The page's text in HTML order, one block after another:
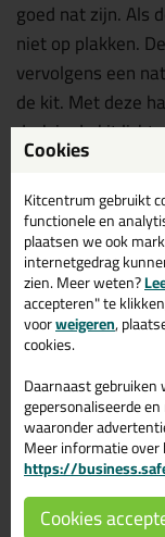
goed nat zijn. Als
niet op plakken.
vervolgens een
de kit. Met deze
druk je de kit licht
voeg voor een
ribbels.
Wat je beter niet
We radenafom
achterkant van
Hierdoor ontstaat
dunne randjes
makkelijk loslaten
en hierom
juiste
voor de
uitgelegd.
Cookies
Kitcentrum gebruikt
functionele en
plaatsen we ook
internetgedrag
zien. Meer weten?
accepteren" te
voorweigeren,
cookies.
Daarnaast gebruiken
gepersonaliseerde
waaronder
Meer informatie over
https://
Cookies